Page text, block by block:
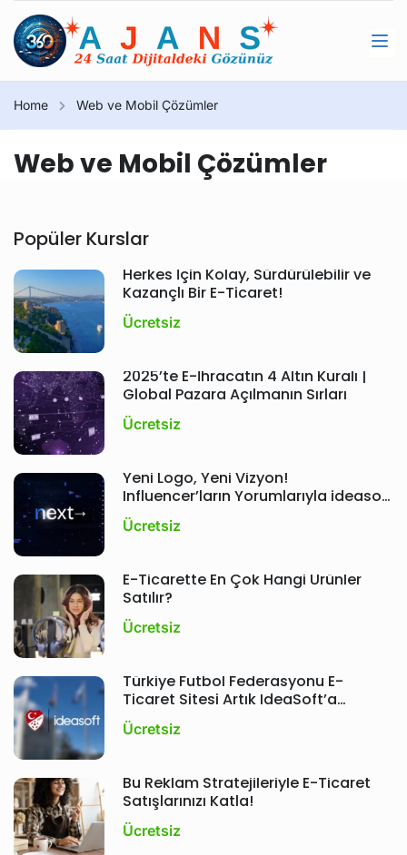
Home Web ve Mobil Çözümler
Web ve Mobil Çözümler
Popüler Kurslar
Herkes İçin Kolay, Sürdürülebilir ve
Kazançlı Bir E-Ticaret!
Ücretsiz
2025’te E-İhracatın 4 Altın Kuralı |
Global Pazara Açılmanın Sırları
Ücretsiz
Yeni Logo, Yeni Vizyon!
Influencer’ların Yorumlarıyla ideasoft
Etkinliği ; Next
Ücretsiz
E-Ticarette En Çok Hangi Ürünler
Satılır?
Ücretsiz
Türkiye Futbol Federasyonu E-
Ticaret Sitesi Artık IdeaSoft’a
Emanet!
Ücretsiz
Bu Reklam Stratejileriyle E-Ticaret
Satışlarınızı Katla!
Ücretsiz